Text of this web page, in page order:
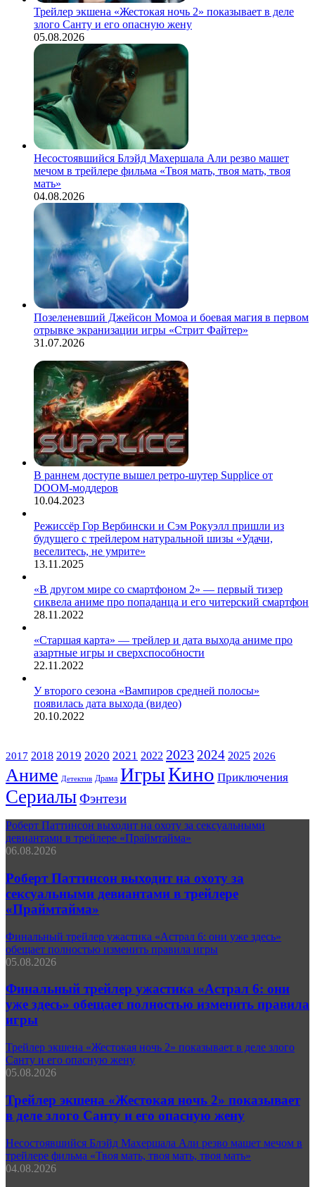
Трейлер экшена «Жестокая ночь 2» показывает в деле
злого Санту и его опасную жену
05.08.2026
Несостоявшийся Блэйд Махершала Али резво машет
мечом в трейлере фильма «Твоя мать, твоя мать, твоя
мать»
04.08.2026
Позеленевший Джейсон Момоа и боевая магия в первом
отрывке экранизации игры «Стрит Файтер»
31.07.2026
В раннем доступе вышел ретро-шутер Supplice от
DOOM-моддеров
10.04.2023
Режиссёр Гор Вербински и Сэм Рокуэлл пришли из
будущего с трейлером натуральной шизы «Удачи,
веселитесь, не умрите»
13.11.2025
«В другом мире со смартфоном 2» — первый тизер
сиквела аниме про попаданца и его читерский смартфон
28.11.2022
«Старшая карта» — трейлер и дата выхода аниме про
азартные игры и сверхспособности
22.11.2022
У второго сезона «Вампиров средней полосы»
появилась дата выхода (видео)
20.10.2022
2017 2018 2019 2020 2021 2022 2023 2024 2025 2026
Аниме Детектив Драма ИгрыКино Приключения
СериалыФэнтези
Роберт Паттинсон выходит на охоту за сексуальными
девиантами в трейлере «Праймтайма»
06.08.2026
Роберт Паттинсон выходит на охоту за
сексуальными девиантами в трейлере
«Праймтайма»
Финальный трейлер ужастика «Астрал 6: они уже здесь»
обещает полностью изменить правила игры
05.08.2026
Финальный трейлер ужастика «Астрал 6: они
уже здесь» обещает полностью изменить правила
игры
Трейлер экшена «Жестокая ночь 2» показывает в деле злого
Санту и его опасную жену
05.08.2026
Трейлер экшена «Жестокая ночь 2» показывает
в деле злого Санту и его опасную жену
Несостоявшийся Блэйд Махершала Али резво машет мечом в
трейлере фильма «Твоя мать, твоя мать, твоя мать»
04.08.2026